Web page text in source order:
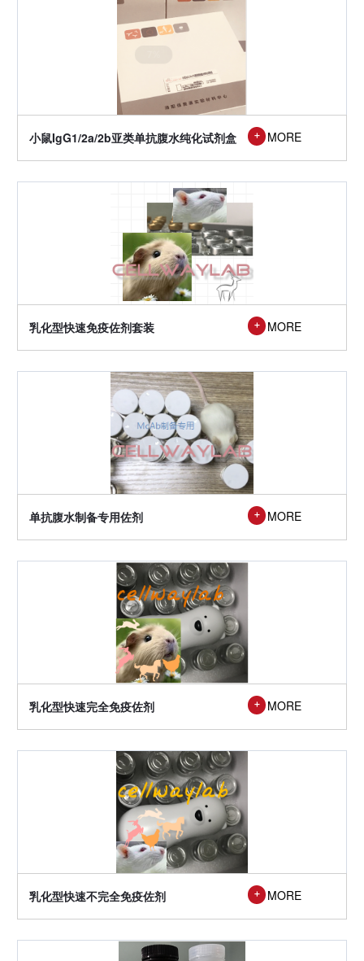
小鼠IgG1/2a/2b亚类单抗腹水纯化试剂盒 MORE
乳化型快速免疫佐剂套装 MORE
单抗腹水制备专用佐剂 MORE
乳化型快速完全免疫佐剂 MORE
乳化型快速不完全免疫佐剂 MORE